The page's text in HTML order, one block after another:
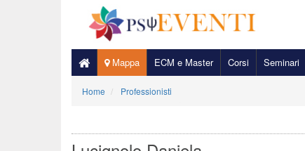
Mappa ECM e Master Corsi Seminari
Home Professionisti